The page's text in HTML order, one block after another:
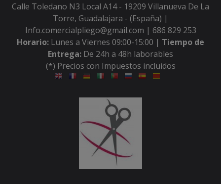
Calle Toledano N3 Local A14 - 19209 Villanueva De La
Torre, Guadalajara - (España) |
Info.comercialpliego@gmail.com | 686 829 253
Horario: Lunes a Viernes 09:00-15:00 | Tiempo de
Entrega: De 24h a 48h laborables
(*) Precios con Impuestos incluidos